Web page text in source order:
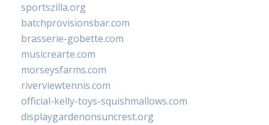
sportszilla.org
batchprovisionsbar.com
brasserie-gobette.com
musicrearte.com
morseysfarms.com
riverviewtennis.com
official-kelly-toys-squishmallows.com
displaygardenonsuncrest.org